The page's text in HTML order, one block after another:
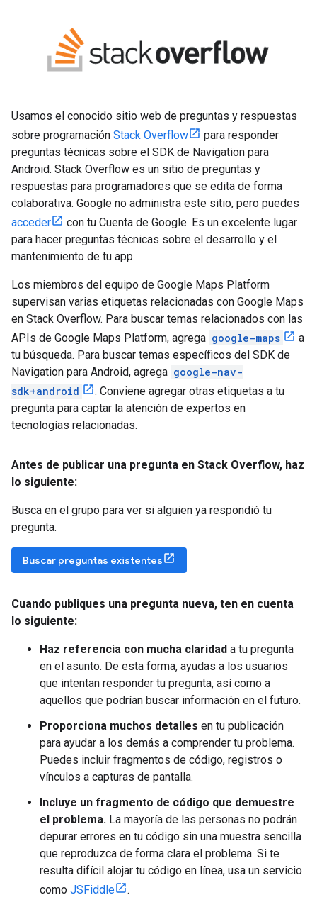
Usamos el conocido sitio web de preguntas y respuestas
sobre programación Stack Overflow
para responder
preguntas técnicas sobre el SDK de Navigation para
Android. Stack Overflow es un sitio de preguntas y
respuestas para programadores que se edita de forma
colaborativa. Google no administra este sitio, pero puedes
acceder
con tu Cuenta de Google. Es un excelente lugar
para hacer preguntas técnicas sobre el desarrollo y el
mantenimiento de tu app.
Los miembros del equipo de Google Maps Platform
supervisan varias etiquetas relacionadas con Google Maps
en Stack Overflow. Para buscar temas relacionados con las
APIs de Google Maps Platform, agrega google-maps
a
tu búsqueda. Para buscar temas específicos del SDK de
Navigation para Android, agrega google-nav-
sdk+android
. Conviene agregar otras etiquetas a tu
pregunta para captar la atención de expertos en
tecnologías relacionadas.
Antes de publicar una pregunta en Stack Overflow, haz
lo siguiente:
Busca en el grupo para ver si alguien ya respondió tu
pregunta.
Buscar preguntas existentes
Cuando publiques una pregunta nueva, ten en cuenta
lo siguiente:
Haz referencia con mucha claridad a tu pregunta
en el asunto. De esta forma, ayudas a los usuarios
que intentan responder tu pregunta, así como a
aquellos que podrían buscar información en el futuro.
Proporciona muchos detalles en tu publicación
para ayudar a los demás a comprender tu problema.
Puedes incluir fragmentos de código, registros o
vínculos a capturas de pantalla.
Incluye un fragmento de código que demuestre
el problema. La mayoría de las personas no podrán
depurar errores en tu código sin una muestra sencilla
que reproduzca de forma clara el problema. Si te
resulta difícil alojar tu código en línea, usa un servicio
como JSFiddle
.